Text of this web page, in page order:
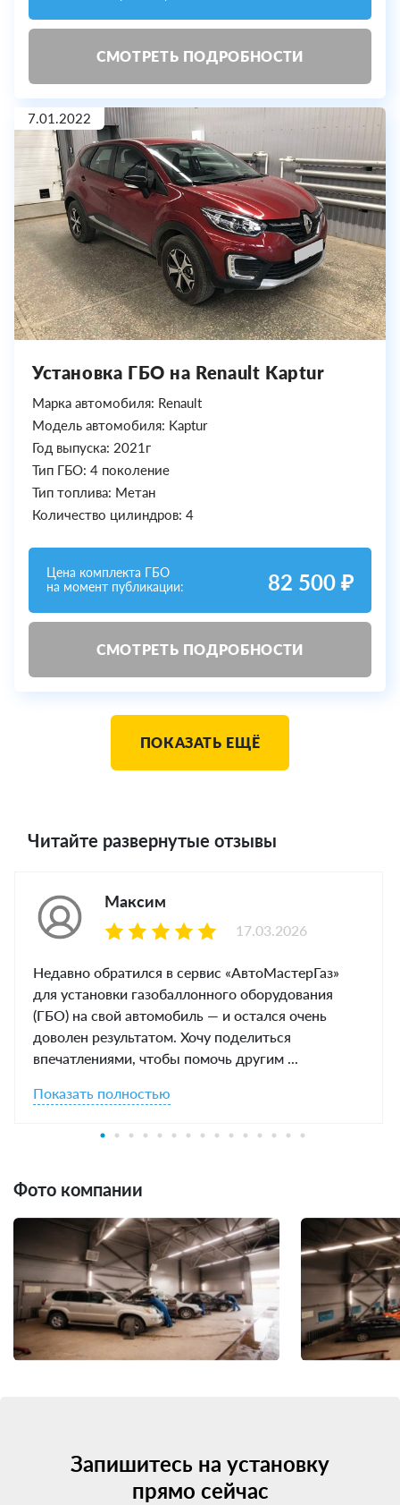
СМОТРЕТЬ ПОДРОБНОСТИ
7.01.2022
Установка ГБО на Renault Kaptur
Марка автомобиля: Renault
Модель автомобиля: Kaptur
Год выпуска: 2021г
Тип ГБО: 4 поколение
Тип топлива: Метан
Количество цилиндров: 4
Цена комплекта ГБО
на момент публикации:
82 500 ₽
СМОТРЕТЬ ПОДРОБНОСТИ
ПОКАЗАТЬ ЕЩЁ
Читайте развернутые отзывы
Максим
Недавно обратился в сервис «АвтоМастерГаз»
для установки газобаллонного оборудования
(ГБО) на свой автомобиль — и остался очень
доволен результатом. Хочу поделиться
впечатлениями, чтобы помочь другим ...
Показать полностью
17.03.2026
Фото компании
Запишитесь на установку
прямо сейчас